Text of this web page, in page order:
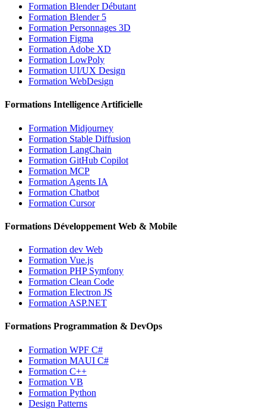
Formation Blender Débutant
Formation Blender 5
Formation Personnages 3D
Formation Figma
Formation Adobe XD
Formation LowPoly
Formation UI/UX Design
Formation WebDesign
Formations Intelligence Artificielle
Formation Midjourney
Formation Stable Diffusion
Formation LangChain
Formation GitHub Copilot
Formation MCP
Formation Agents IA
Formation Chatbot
Formation Cursor
Formations Développement Web & Mobile
Formation dev Web
Formation Vue.js
Formation PHP Symfony
Formation Clean Code
Formation Electron JS
Formation ASP.NET
Formations Programmation & DevOps
Formation WPF C#
Formation MAUI C#
Formation C++
Formation VB
Formation Python
Design Patterns